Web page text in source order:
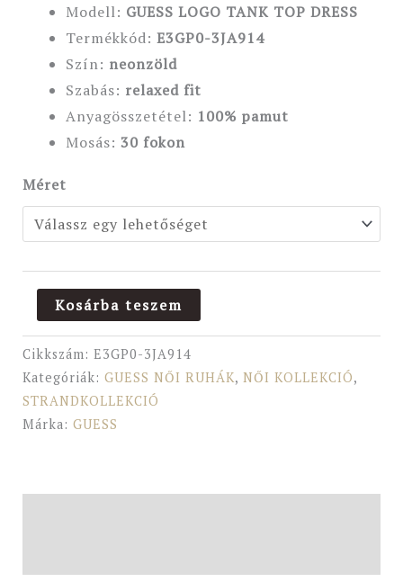
Modell: GUESS LOGO TANK TOP DRESS
Termékkód: E3GP0-3JA914
Szín: neonzöld
Szabás: relaxedfit
Anyagösszetétel: 100% pamut
Mosás: 30 fokon
Méret
Kosárba teszem
Cikkszám: E3GP0-3JA914
Kategóriák: GUESS NŐI RUHÁK, NŐI KOLLEKCIÓ,
STRANDKOLLEKCIÓ
Márka: GUESS